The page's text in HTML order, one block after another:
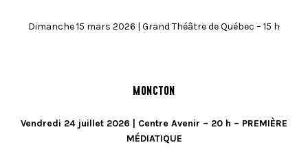
Dimanche 15 mars 2026 | Grand Théâtre de Québec – 15 h
MONCTON
Vendredi 24 juillet 2026 | Centre Avenir – 20 h – PREMIÈRE
MÉDIATIQUE